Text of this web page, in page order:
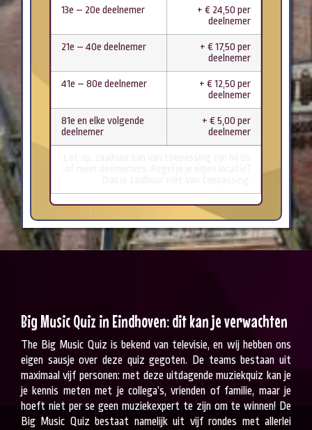
13e – 20e deelnemer
+ € 24,50 per
deelnemer
21e – 40e deelnemer
+ € 17,50 per
deelnemer
41e – 80e deelnemer
+ € 12,50 per
deelnemer
81e en elke volgende
deelnemer
+ € 5,00 per
deelnemer
Big Music Quiz in Eindhoven: dit kan je verwachten
The Big Music Quiz is bekend van televisie, en wij hebben ons
eigen sausje over deze quiz gegoten. De teams bestaan uit
maximaal vijf personen: met deze uitdagende muziekquiz kan je
je kennis meten met je collega’s, vrienden of familie, maar je
hoeft niet per se geen muziekexpert te zijn om te winnen! De
Big Music Quiz bestaat namelijk uit vijf rondes met allerlei